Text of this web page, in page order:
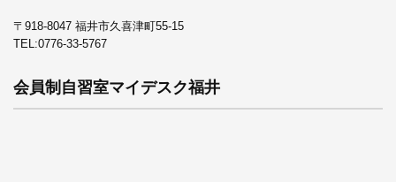
〒918-8047 福井市久喜津町55-15
TEL:0776-33-5767
会員制自習室マイデスク福井